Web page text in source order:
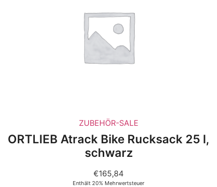
ZUBEHÖR-SALE
ORTLIEB Atrack Bike Rucksack 25 l,
schwarz
€165,84
Enthält 20% Mehrwertsteuer